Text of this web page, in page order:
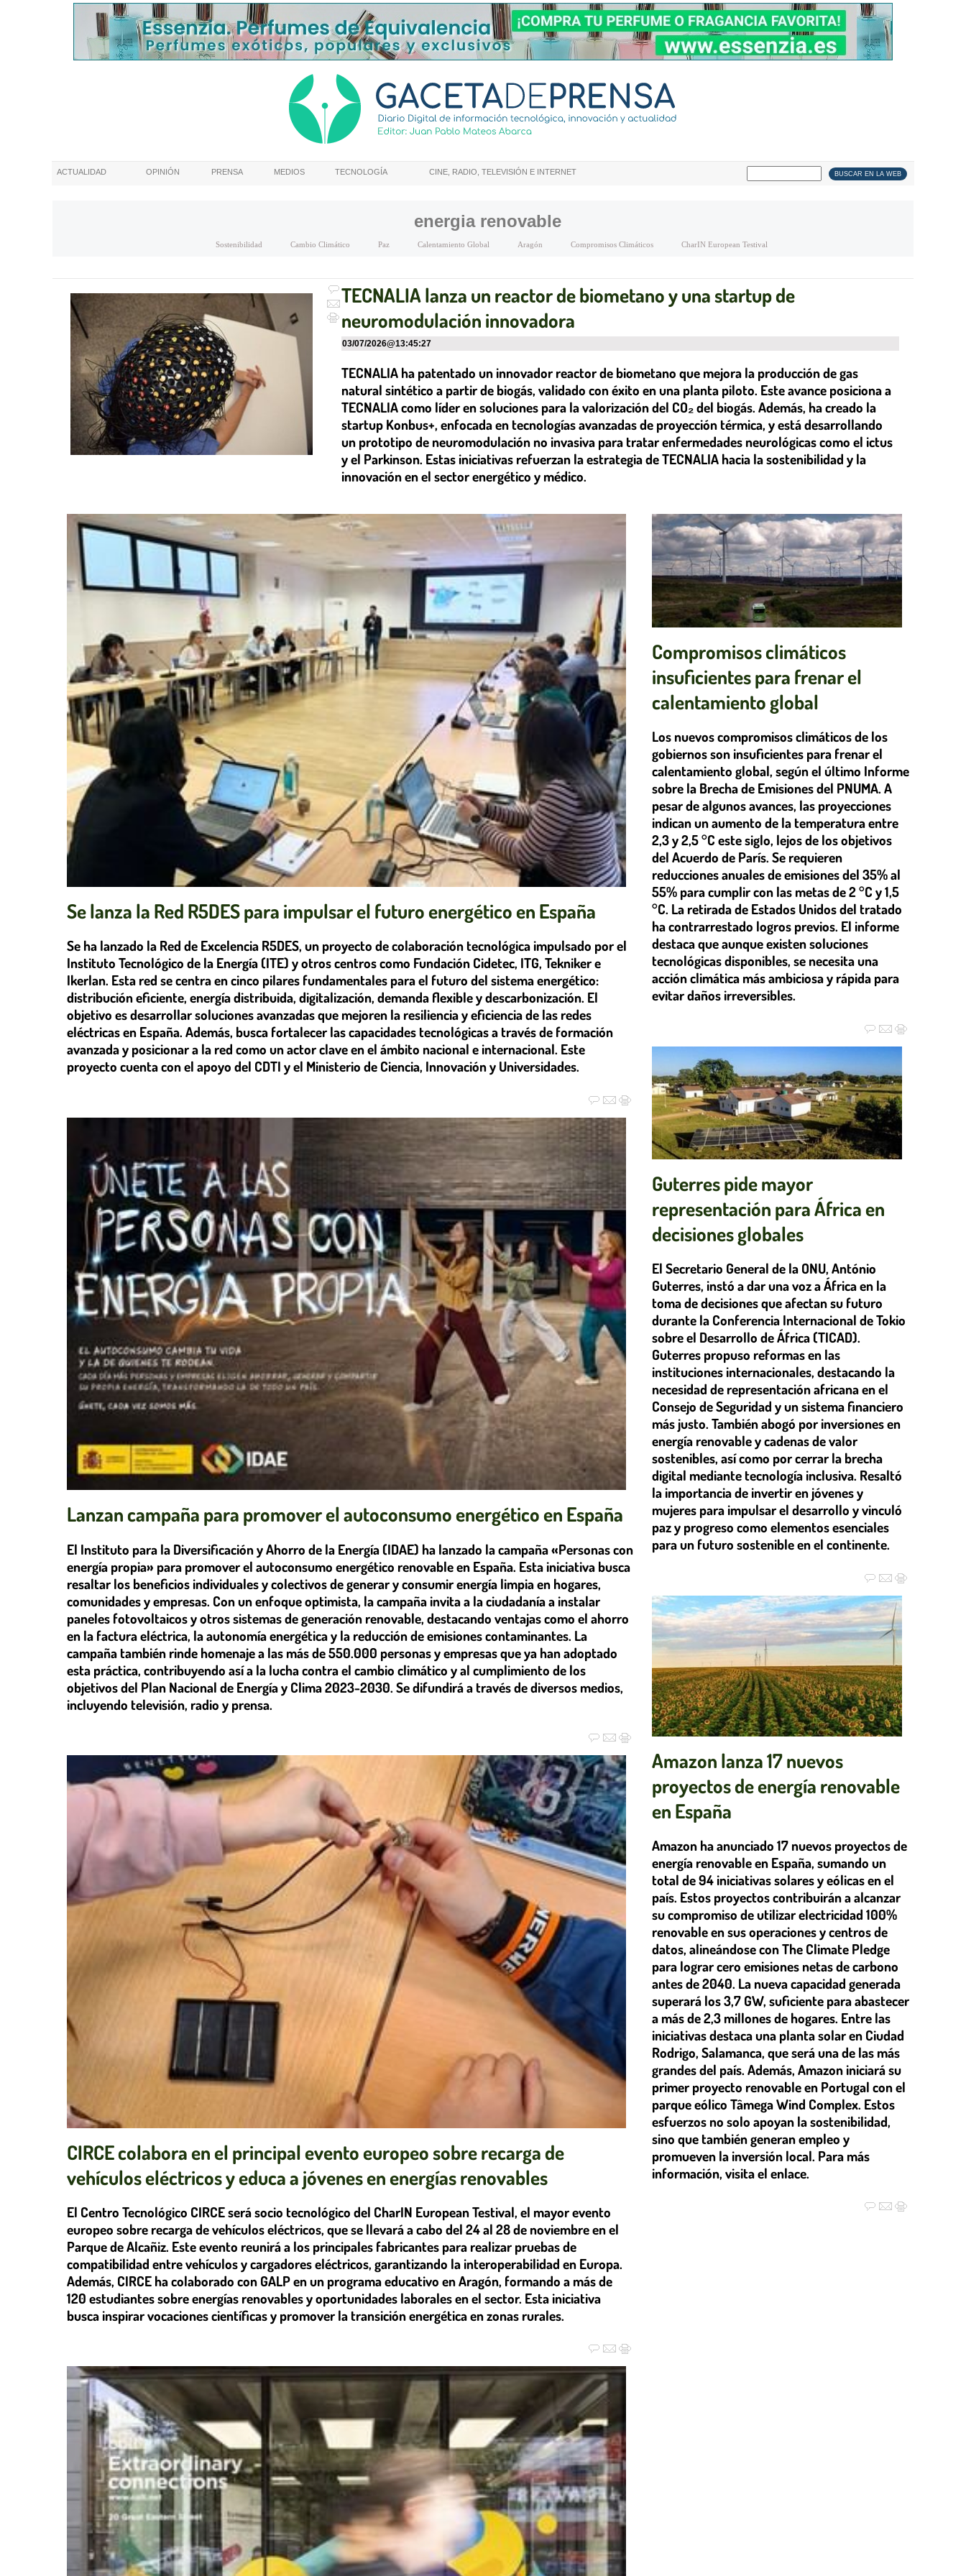
ACTUALIDAD OPINIÓN PRENSA MEDIOS TECNOLOGÍA CINE, RADIO, TELEVISIÓN E INTERNET
energia renovable
Sostenibilidad Cambio Climático Paz Calentamiento Global Aragón Compromisos Climáticos CharIN European Testival
TECNALIA lanza un reactor de biometano y una startup de
neuromodulación innovadora
03/07/2026@13:45:27
TECNALIA ha patentado un innovador reactor de biometano que mejora la producción de gas
natural sintético a partir de biogás, validado con éxito en una planta piloto. Este avance posiciona a
TECNALIA como líder en soluciones para la valorización del CO₂ del biogás. Además, ha creado la
startup Konbus+, enfocada en tecnologías avanzadas de proyección térmica, y está desarrollando
un prototipo de neuromodulación no invasiva para tratar enfermedades neurológicas como el ictus
y el Parkinson. Estas iniciativas refuerzan la estrategia de TECNALIA hacia la sostenibilidad y la
innovación en el sector energético y médico.
Se lanza la Red R5DES para impulsar el futuro energético en España
Se ha lanzado la Red de Excelencia R5DES, un proyecto de colaboración tecnológica impulsado por el
Instituto Tecnológico de la Energía (ITE) y otros centros como Fundación Cidetec, ITG, Tekniker e
Ikerlan. Esta red se centra en cinco pilares fundamentales para el futuro del sistema energético:
distribución eficiente, energía distribuida, digitalización, demanda flexible y descarbonización. El
objetivo es desarrollar soluciones avanzadas que mejoren la resiliencia y eficiencia de las redes
eléctricas en España. Además, busca fortalecer las capacidades tecnológicas a través de formación
avanzada y posicionar a la red como un actor clave en el ámbito nacional e internacional. Este
proyecto cuenta con el apoyo del CDTI y el Ministerio de Ciencia, Innovación y Universidades.
Lanzan campaña para promover el autoconsumo energético en España
El Instituto para la Diversificación y Ahorro de la Energía (IDAE) ha lanzado la campaña «Personas con
energía propia» para promover el autoconsumo energético renovable en España. Esta iniciativa busca
resaltar los beneficios individuales y colectivos de generar y consumir energía limpia en hogares,
comunidades y empresas. Con un enfoque optimista, la campaña invita a la ciudadanía a instalar
paneles fotovoltaicos y otros sistemas de generación renovable, destacando ventajas como el ahorro
en la factura eléctrica, la autonomía energética y la reducción de emisiones contaminantes. La
campaña también rinde homenaje a las más de 550.000 personas y empresas que ya han adoptado
esta práctica, contribuyendo así a la lucha contra el cambio climático y al cumplimiento de los
objetivos del Plan Nacional de Energía y Clima 2023-2030. Se difundirá a través de diversos medios,
incluyendo televisión, radio y prensa.
CIRCE colabora en el principal evento europeo sobre recarga de
vehículos eléctricos y educa a jóvenes en energías renovables
El Centro Tecnológico CIRCE será socio tecnológico del CharIN European Testival, el mayor evento
europeo sobre recarga de vehículos eléctricos, que se llevará a cabo del 24 al 28 de noviembre en el
Parque de Alcañiz. Este evento reunirá a los principales fabricantes para realizar pruebas de
compatibilidad entre vehículos y cargadores eléctricos, garantizando la interoperabilidad en Europa.
Además, CIRCE ha colaborado con GALP en un programa educativo en Aragón, formando a más de
120 estudiantes sobre energías renovables y oportunidades laborales en el sector. Esta iniciativa
busca inspirar vocaciones científicas y promover la transición energética en zonas rurales.
Compromisos climáticos
insuficientes para frenar el
calentamiento global
Los nuevos compromisos climáticos de los
gobiernos son insuficientes para frenar el
calentamiento global, según el último Informe
sobre la Brecha de Emisiones del PNUMA. A
pesar de algunos avances, las proyecciones
indican un aumento de la temperatura entre
2,3 y 2,5 °C este siglo, lejos de los objetivos
del Acuerdo de París. Se requieren
reducciones anuales de emisiones del 35% al
55% para cumplir con las metas de 2 °C y 1,5
°C. La retirada de Estados Unidos del tratado
ha contrarrestado logros previos. El informe
destaca que aunque existen soluciones
tecnológicas disponibles, se necesita una
acción climática más ambiciosa y rápida para
evitar daños irreversibles.
Guterres pide mayor
representación para África en
decisiones globales
El Secretario General de la ONU, António
Guterres, instó a dar una voz a África en la
toma de decisiones que afectan su futuro
durante la Conferencia Internacional de Tokio
sobre el Desarrollo de África (TICAD).
Guterres propuso reformas en las
instituciones internacionales, destacando la
necesidad de representación africana en el
Consejo de Seguridad y un sistema financiero
más justo. También abogó por inversiones en
energía renovable y cadenas de valor
sostenibles, así como por cerrar la brecha
digital mediante tecnología inclusiva. Resaltó
la importancia de invertir en jóvenes y
mujeres para impulsar el desarrollo y vinculó
paz y progreso como elementos esenciales
para un futuro sostenible en el continente.
Amazon lanza 17 nuevos
proyectos de energía renovable
en España
Amazon ha anunciado 17 nuevos proyectos de
energía renovable en España, sumando un
total de 94 iniciativas solares y eólicas en el
país. Estos proyectos contribuirán a alcanzar
su compromiso de utilizar electricidad 100%
renovable en sus operaciones y centros de
datos, alineándose con The Climate Pledge
para lograr cero emisiones netas de carbono
antes de 2040. La nueva capacidad generada
superará los 3,7 GW, suficiente para abastecer
a más de 2,3 millones de hogares. Entre las
iniciativas destaca una planta solar en Ciudad
Rodrigo, Salamanca, que será una de las más
grandes del país. Además, Amazon iniciará su
primer proyecto renovable en Portugal con el
parque eólico Tâmega Wind Complex. Estos
esfuerzos no solo apoyan la sostenibilidad,
sino que también generan empleo y
promueven la inversión local. Para más
información, visita el enlace.